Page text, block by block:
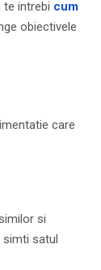
te intrebi cum
obiectivele
care
si
simti satul